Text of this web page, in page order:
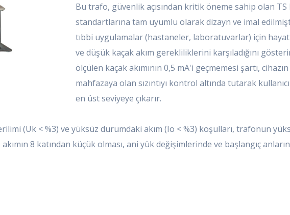
Bu trafo, güvenlik açısından kritik öneme sahip olan TS
standartlarına tam uyumlu olarak dizayn ve imal
tıbbi uygulamalar (hastaneler, laboratuvarlar) için
ve düşük kaçak akım gerekliliklerini karşıladığını
ölçülen kaçak akımının 0,5 mA'i geçmemesi şartı,
mahfazaya olan sızıntıyı kontrol altında tutarak
en üst seviyeye çıkarır.
(Uk < %3) ve yüksüz durumdaki akım (Io < %3) koşulları, trafonun
akımın 8 katından küçük olması, ani yük değişimlerinde ve başlangıç